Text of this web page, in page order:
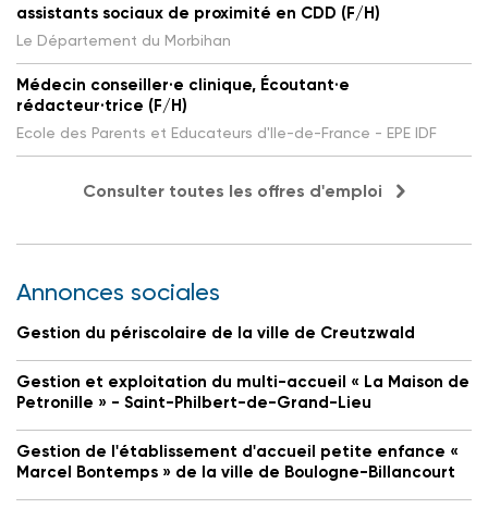
assistants sociaux de proximité en CDD (F/H)
Le Département du Morbihan
Médecin conseiller·e clinique, Écoutant·e
rédacteur·trice (F/H)
Ecole des Parents et Educateurs d'Ile-de-France - EPE IDF
Consulter toutes les offres d'emploi
Annonces sociales
Gestion du périscolaire de la ville de Creutzwald
Gestion et exploitation du multi-accueil « La Maison de
Petronille » - Saint-Philbert-de-Grand-Lieu
Gestion de l'établissement d'accueil petite enfance «
Marcel Bontemps » de la ville de Boulogne-Billancourt